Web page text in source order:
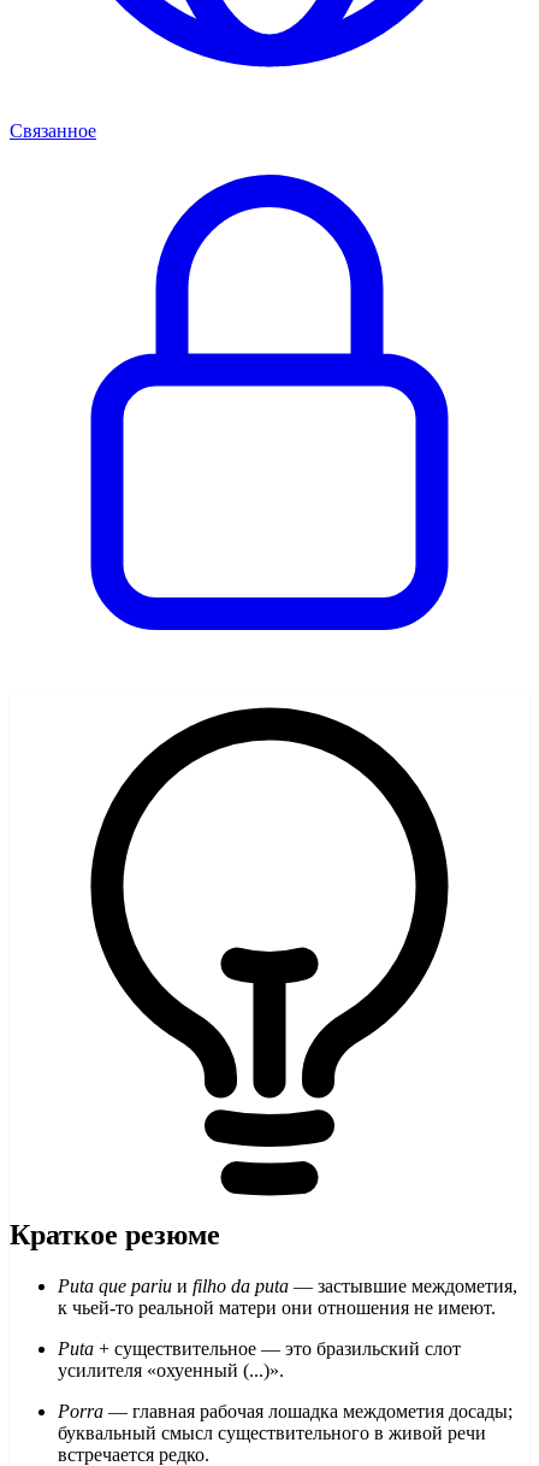
Связанное
Краткое резюме
Puta que pariu и filho da puta — застывшие междометия,
к чьей-то реальной матери они отношения не имеют.
Puta + существительное — это бразильский слот
усилителя «охуенный (...)».
Porra — главная рабочая лошадка междометия досады;
буквальный смысл существительного в живой речи
встречается редко.